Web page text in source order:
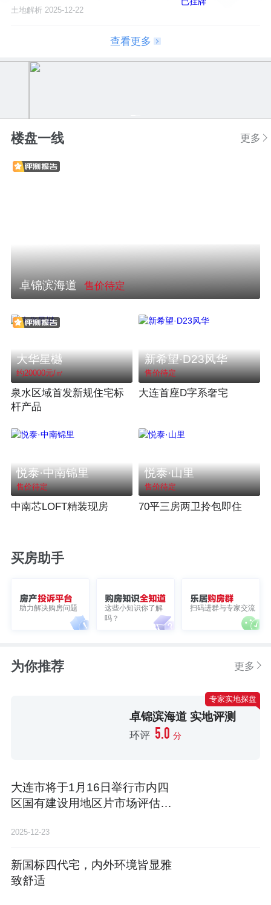
土地解析 2025-12-22
查看更多
楼盘一线 更多
卓锦滨海道 售价待定
大华星樾
约20000元/㎡
泉水区域首发新规住宅标
杆产品
新希望·D23风华
售价待定
大连首座D字系奢宅
悦泰·中南锦里
售价待定
中南芯LOFT精装现房
悦泰·山里
售价待定
70平三房两卫拎包即住
买房助手
助力解决购房问题
这些小知识你了解
吗？
扫码进群与专家交流
为你推荐 更多
卓锦滨海道 实地评测
环评 5.0分
专家实地探盘
大连市将于1月16日举行市内四
区国有建设用地区片市场评估价
2025-12-23
新国标四代宅，内外环境皆显雅
致舒适